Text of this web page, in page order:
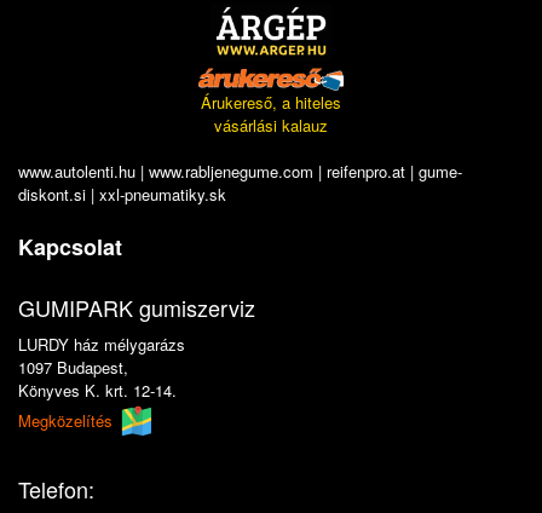
Árukereső, a hiteles
vásárlási kalauz
www.autolenti.hu | www.rabljenegume.com | reifenpro.at | gume-
diskont.si | xxl-pneumatiky.sk
Kapcsolat
GUMIPARK gumiszerviz
LURDY ház mélygarázs
1097 Budapest,
Könyves K. krt. 12-14.
Megközelítés
Telefon: